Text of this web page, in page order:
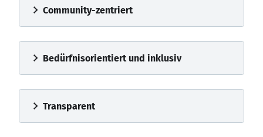
chevron_right Community-zentriert
chevron_right Bedürfnisorientiert und inklusiv
chevron_right Transparent